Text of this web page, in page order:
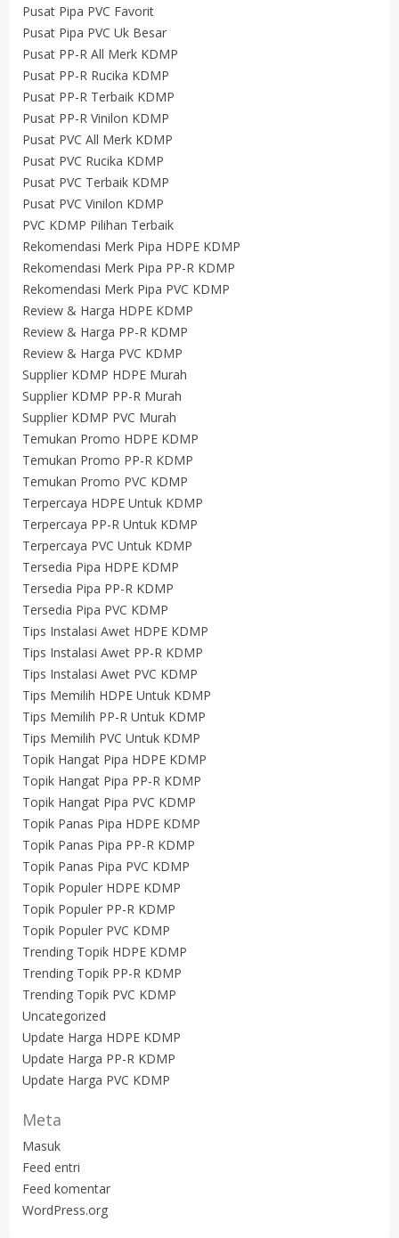
Pusat Pipa PVC Favorit
Pusat Pipa PVC Uk Besar
Pusat PP-R All Merk KDMP
Pusat PP-R Rucika KDMP
Pusat PP-R Terbaik KDMP
Pusat PP-R Vinilon KDMP
Pusat PVC All Merk KDMP
Pusat PVC Rucika KDMP
Pusat PVC Terbaik KDMP
Pusat PVC Vinilon KDMP
PVC KDMP Pilihan Terbaik
Rekomendasi Merk Pipa HDPE KDMP
Rekomendasi Merk Pipa PP-R KDMP
Rekomendasi Merk Pipa PVC KDMP
Review & Harga HDPE KDMP
Review & Harga PP-R KDMP
Review & Harga PVC KDMP
Supplier KDMP HDPE Murah
Supplier KDMP PP-R Murah
Supplier KDMP PVC Murah
Temukan Promo HDPE KDMP
Temukan Promo PP-R KDMP
Temukan Promo PVC KDMP
Terpercaya HDPE Untuk KDMP
Terpercaya PP-R Untuk KDMP
Terpercaya PVC Untuk KDMP
Tersedia Pipa HDPE KDMP
Tersedia Pipa PP-R KDMP
Tersedia Pipa PVC KDMP
Tips Instalasi Awet HDPE KDMP
Tips Instalasi Awet PP-R KDMP
Tips Instalasi Awet PVC KDMP
Tips Memilih HDPE Untuk KDMP
Tips Memilih PP-R Untuk KDMP
Tips Memilih PVC Untuk KDMP
Topik Hangat Pipa HDPE KDMP
Topik Hangat Pipa PP-R KDMP
Topik Hangat Pipa PVC KDMP
Topik Panas Pipa HDPE KDMP
Topik Panas Pipa PP-R KDMP
Topik Panas Pipa PVC KDMP
Topik Populer HDPE KDMP
Topik Populer PP-R KDMP
Topik Populer PVC KDMP
Trending Topik HDPE KDMP
Trending Topik PP-R KDMP
Trending Topik PVC KDMP
Uncategorized
Update Harga HDPE KDMP
Update Harga PP-R KDMP
Update Harga PVC KDMP
Meta
Masuk
Feed entri
Feed komentar
WordPress.org